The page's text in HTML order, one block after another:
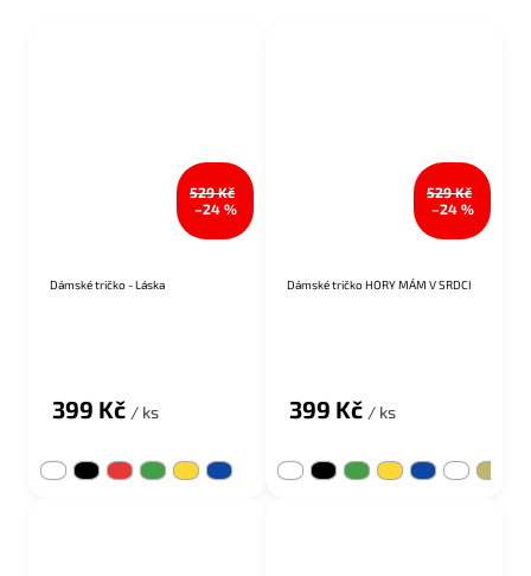
529 Kč
–24 %
Dámské tričko - Láska
399 Kč / ks
529 Kč
–24 %
Dámské tričko HORY MÁM V SRDCI
399 Kč / ks